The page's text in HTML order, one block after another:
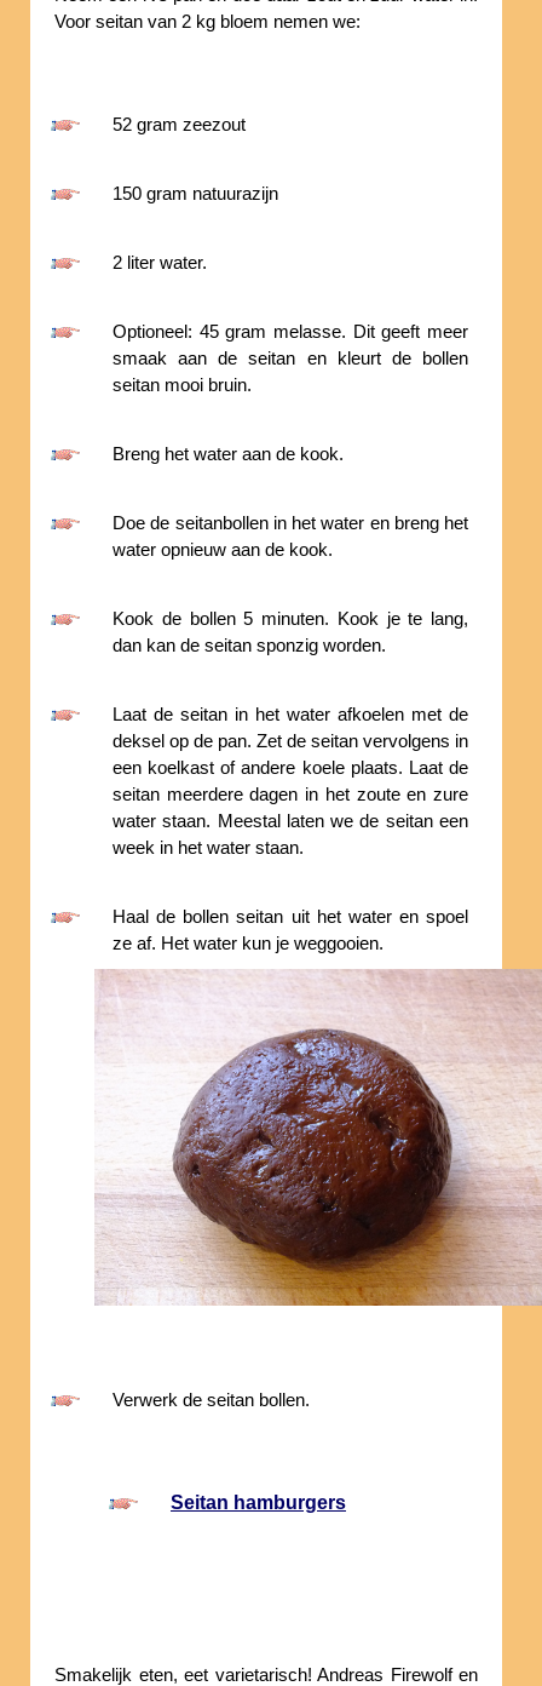
Voor seitan van 2 kg bloem nemen we:
52 gram zeezout
150 gram natuurazijn
2 liter water.
Optioneel: 45 gram melasse. Dit geeft meer
smaak aan de seitan en kleurt de bollen
seitan mooi bruin.
Breng het water aan de kook.
Doe de seitanbollen in het water en breng het
water opnieuw aan de kook.
Kook de bollen 5 minuten. Kook je te lang,
dan kan de seitan sponzig worden.
Laat de seitan in het water afkoelen met de
deksel op de pan. Zet de seitan vervolgens in
een koelkast of andere koele plaats. Laat de
seitan meerdere dagen in het zoute en zure
water staan. Meestal laten we de seitan een
week in het water staan.
Haal de bollen seitan uit het water en spoel
ze af. Het water kun je weggooien.
Verwerk de seitan bollen.
Seitan hamburgers
Smakelijk eten, eet varietarisch! Andreas Firewolf en